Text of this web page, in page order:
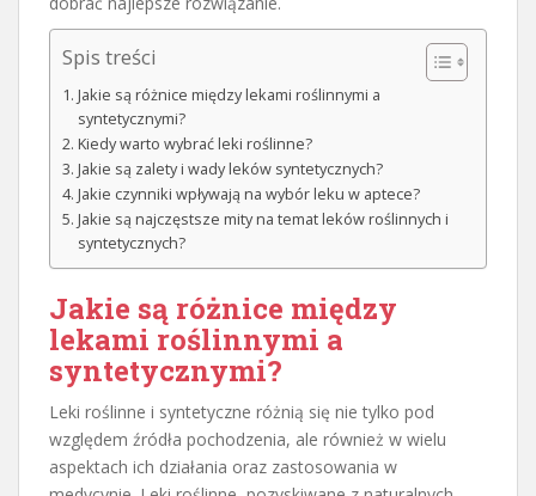
Spis treści
Jakie są różnice między lekami roślinnymi a
syntetycznymi?
Kiedy warto wybrać leki roślinne?
Jakie są zalety i wady leków syntetycznych?
Jakie czynniki wpływają na wybór leku w aptece?
Jakie są najczęstsze mity na temat leków roślinnych i
syntetycznych?
Jakie są różnice między
lekami roślinnymi a
syntetycznymi?
Leki roślinne i syntetyczne różnią się nie tylko pod
względem źródła pochodzenia, ale również w wielu
aspektach ich działania oraz zastosowania w